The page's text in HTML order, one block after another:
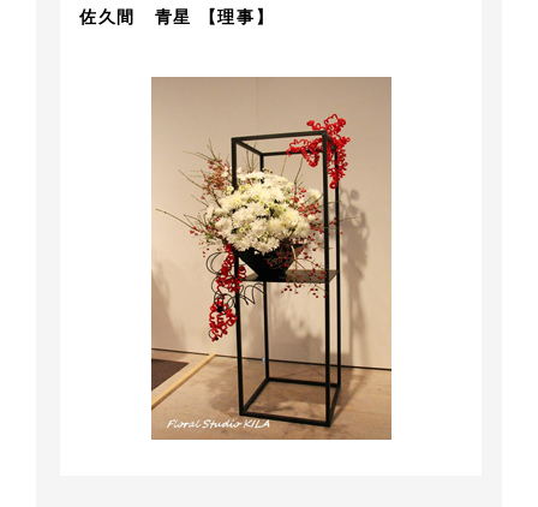
佐久間 青星 【理事】